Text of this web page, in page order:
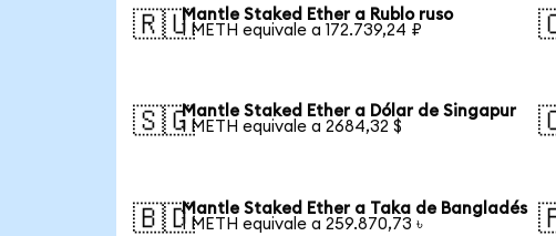
🇷🇺Mantle Staked Ether a Rublo ruso
1 METH equivale a 172.739,24 ₽
🇸🇬Mantle Staked Ether a Dólar de Singapur
1 METH equivale a 2684,32 $
🇧🇩Mantle Staked Ether a Taka de Bangladés
1 METH equivale a 259.870,73 ৳